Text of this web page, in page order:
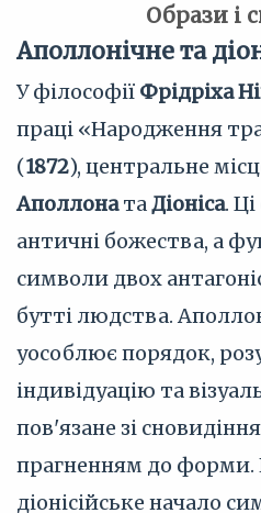
Образи і
Аполлонічне та
У філософії Фрідріха
праці «Народження
(1872), центральне
АполлонатаДіоніса.
античні божества, а
символи двох
бутті людства.
уособлює порядок,
індивідуацію та
пов'язане зі
прагненням до форми.
діонісійське начало